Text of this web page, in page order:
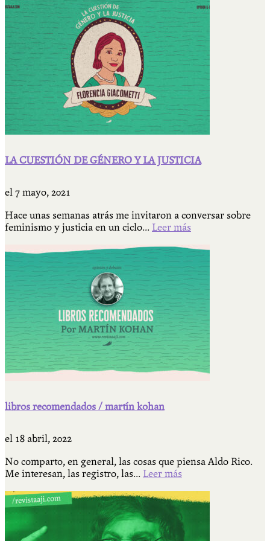
LA CUESTIÓN DE GÉNERO Y LA JUSTICIA
el 7 mayo, 2021
Hace unas semanas atrás me invitaron a conversar sobre
feminismo y justicia en un ciclo... Leer más
libros recomendados / martín kohan
el 18 abril, 2022
No comparto, en general, las cosas que piensa Aldo Rico.
Me interesan, las registro, las... Leer más